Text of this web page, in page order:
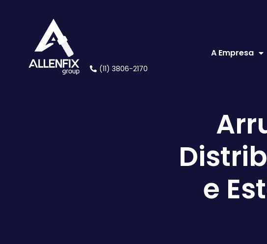
A Empresa
(11) 3806-2170
e